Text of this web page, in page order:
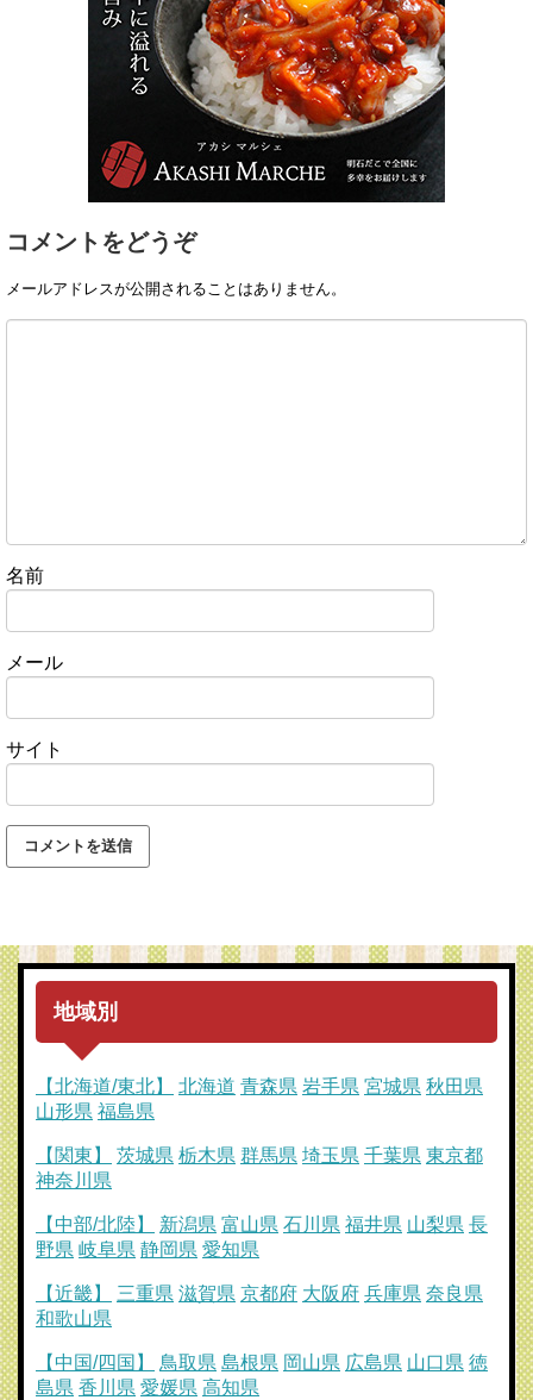
コメントをどうぞ
メールアドレスが公開されることはありません。
名前
メール
サイト
地域別
【北海道/東北】 北海道 青森県 岩手県 宮城県 秋田県
山形県 福島県
【関東】 茨城県 栃木県 群馬県 埼玉県 千葉県 東京都
神奈川県
【中部/北陸】 新潟県 富山県 石川県 福井県 山梨県 長
野県 岐阜県 静岡県 愛知県
【近畿】 三重県 滋賀県 京都府 大阪府 兵庫県 奈良県
和歌山県
【中国/四国】 鳥取県 島根県 岡山県 広島県 山口県 徳
島県 香川県 愛媛県 高知県